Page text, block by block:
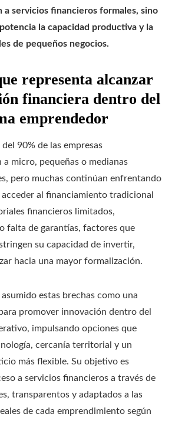
a servicios financieros formales, sino
la capacidad productiva y la
de pequeños negocios.
representa alcanzar
financiera dentro del
emprendedor
del 90% de las empresas
a micro, pequeñas o medianas
pero muchas continúan enfrentando
acceder al financiamiento tradicional
financieros limitados,
falta de garantías, factores que
su capacidad de invertir,
hacia una mayor formalización.
estas brechas como una
promover innovación dentro del
impulsando opciones que
cercanía territorial y un
más flexible. Su objetivo es
a servicios financieros a través de
transparentos y adaptados a las
de cada emprendimiento según